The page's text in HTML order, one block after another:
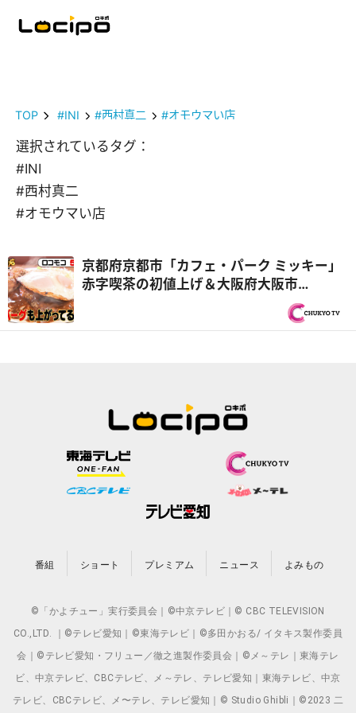
TOP #INI #西村真二 #オモウマい店
選択されているタグ：
#INI
#西村真二
#オモウマい店
京都府京都市「カフェ・パーク ミッキー」
赤字喫茶の初値上げ＆大阪府大阪市
「Giro」鬼赤字フレンチの虹色オムレツ
番組 ショート プレミアム ニュース よみもの
©「かよチュー」実行委員会｜©中京テレビ｜© CBC TELEVISION
CO.,LTD. ｜©テレビ愛知｜©東海テレビ｜©多田かおる/ イタキス製作委員
会｜©テレビ愛知・フリュー／徹之進製作委員会｜©メ～テレ｜東海テレ
ビ、中京テレビ、CBCテレビ、メ～テレ、テレビ愛知｜東海テレビ、中京
テレビ、CBCテレビ、メ〜テレ、テレビ愛知｜© Studio Ghibli｜©2023 二